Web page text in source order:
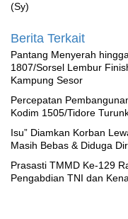
(Sy)
Berita Terkait
Pantang Menyerah
1807/Sorsel Lembur
Kampung Sesor
Percepatan
Kodim 1505/Tidore
‎Isu” Diamkan Korban
Masih Bebas & Diduga
Prasasti TMMD Ke-129
Pengabdian TNI dan